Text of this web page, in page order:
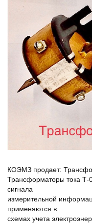
КОЭМЗ продает:
Трансформаторы тока Т-
сигнала
измерительной
применяются в
схемах учета